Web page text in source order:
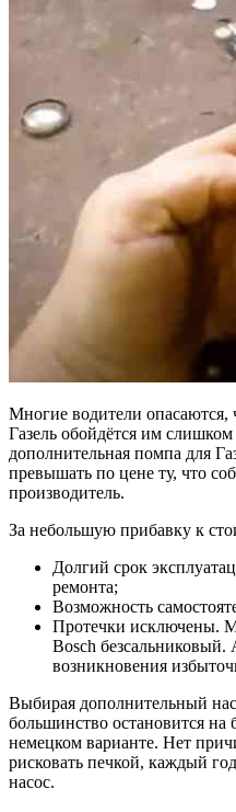
Многие водители
Газель обойдётся им
дополнительная помпа для
превышать по цене ту, что
производитель.
За небольшую прибавку к
Долгий срок
ремонта;
Возможность
Протечки исключены.
Bosch
возникновения
Выбирая дополнительный
большинство остановится
немецком варианте. Нет
рисковать печкой, каждый
насос.